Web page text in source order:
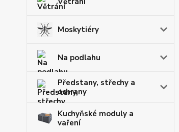
Moskytiéry
Na podlahu
Předstany, střechy a
ochrany
Kuchyňské moduly a
vaření